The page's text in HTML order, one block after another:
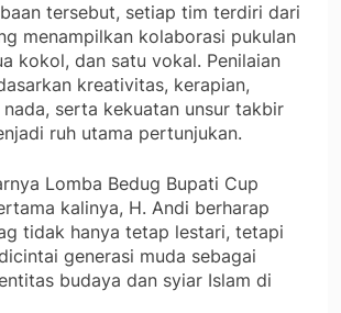
tersebut, setiap tim terdiri dari
menampilkan kolaborasi pukulan
kokol, dan satu vokal. Penilaian
kreativitas, kerapian,
nada, serta kekuatan unsur takbir
ruh utama pertunjukan.
Lomba Bedug Bupati Cup
kalinya, H. Andi berharap
tidak hanya tetap lestari, tetapi
generasi muda sebagai
budaya dan syiar Islam di